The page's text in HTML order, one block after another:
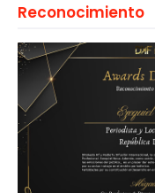
Reconocimiento